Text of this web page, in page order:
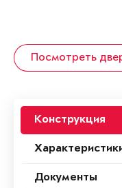
Посмотреть
Конструкция
Документы